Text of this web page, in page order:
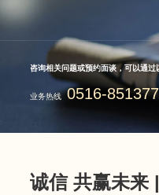
咨询相关问题或预约面谈，可以通过
业务热线 0516-
诚信 共赢未来